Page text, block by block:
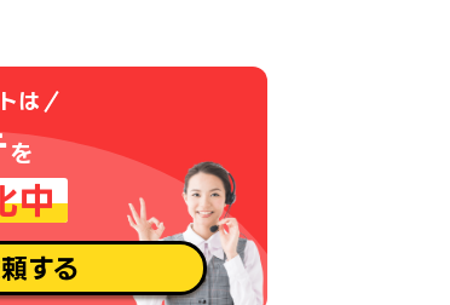
は
を
中
する